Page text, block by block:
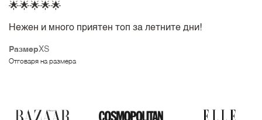
РазмерXS
Отговаря на размера
🌟🌟🌟🌟🌟
Нежен и много приятен топ за летните дни!